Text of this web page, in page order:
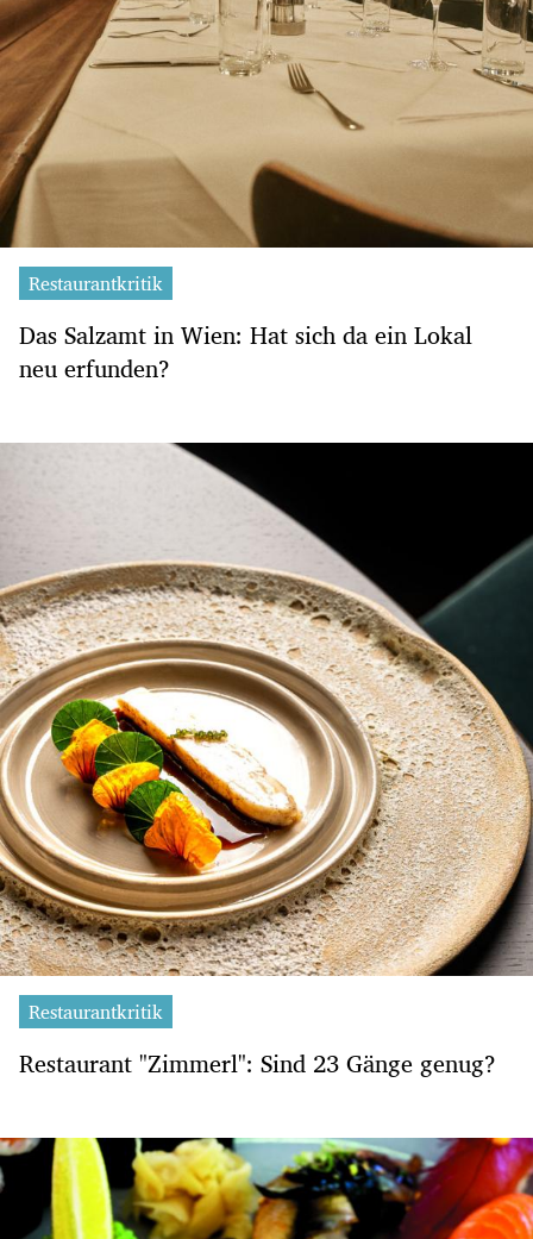
Restaurantkritik
Das Salzamt in Wien: Hat sich da ein Lokal
neu erfunden?
Restaurantkritik
Restaurant "Zimmerl": Sind 23 Gänge genug?